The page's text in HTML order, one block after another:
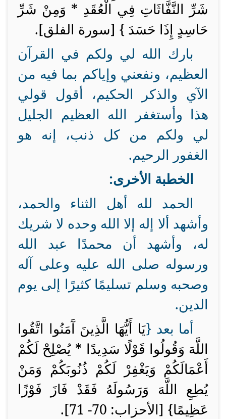
شَرِّ النَّفَّاثَاتِ فِي الْعُقَدِ * وَمِنْ شَرِّ
حَاسِدٍ إِذَا حَسَدَ } [سورة الفلق].
بارك الله لي ولكم في القرآن
العظيم، ونفعني وإياكم بما فيه من
الآي والذكر الحكيم، أقول قولي
هذا وأستغفر الله العظيم الجليل
لي ولكم من كل ذنب، إنه هو
الغفور الرحيم.
الخطبة الأخرى:
الحمد لله أهل الثناء والحمد،
وأشهد ألا إله إلا الله وحده لا شريك
له، وأشهد أن محمدًا عبد الله
ورسوله صلى الله عليه وعلى آله
وصحبه وسلم تسليمًا كثيرًا إلى يوم
الدين.
أما بعد {يَا أَيُّهَا الَّذِينَ آَمَنُوا اتَّقُوا
اللَّهَ وَقُولُوا قَوْلًا سَدِيدًا * يُصْلِحْ لَكُمْ
أَعْمَالَكُمْ وَيَغْفِرْ لَكُمْ ذُنُوبَكُمْ وَمَنْ
يُطِعِ اللَّهَ وَرَسُولَهُ فَقَدْ فَازَ فَوْزًا
عَظِيمًا} [الأحزاب: 70- 71].